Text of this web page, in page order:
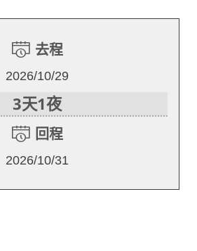
去程
2026/10/29
3天1夜
回程
2026/10/31